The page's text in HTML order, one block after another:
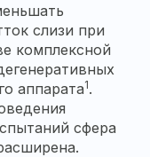
слизи при
комплексной
аппарата1.
сфера